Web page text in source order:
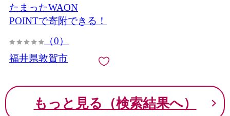
たまったWAON
POINTで寄附できる！
（0）
福井県敦賀市
もっと見る（検索結果へ）